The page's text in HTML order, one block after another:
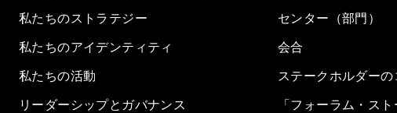
私たちのストラテジー
私たちのアイデンティティ
私たちの活動
リーダーシップとガバナンス
センター（部門）
会合
ステークホルダーの
「フォーラム・スト